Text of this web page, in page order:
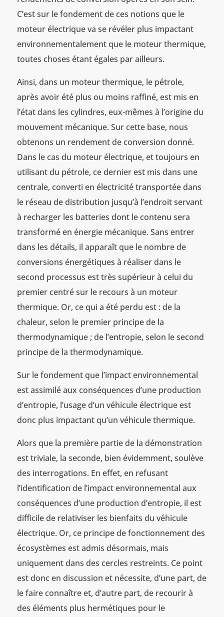
C’est sur le fondement de ces notions que le
moteur électrique va se révéler plus impactant
environnementalement que le moteur thermique,
toutes choses étant égales par ailleurs.
Ainsi, dans un moteur thermique, le pétrole,
après avoir été plus ou moins raffiné, est mis en
l’état dans les cylindres, eux-mêmes à l’origine du
mouvement mécanique. Sur cette base, nous
obtenons un rendement de conversion donné.
Dans le cas du moteur électrique, et toujours en
utilisant du pétrole, ce dernier est mis dans une
centrale, converti en électricité transportée dans
le réseau de distribution jusqu’à l’endroit servant
à recharger les batteries dont le contenu sera
transformé en énergie mécanique. Sans entrer
dans les détails, il apparaît que le nombre de
conversions énergétiques à réaliser dans le
second processus est très supérieur à celui du
premier centré sur le recours à un moteur
thermique. Or, ce qui a été perdu est : de la
chaleur, selon le premier principe de la
thermodynamique ; de l’entropie, selon le second
principe de la thermodynamique.
Sur le fondement que l’impact environnemental
est assimilé aux conséquences d’une production
d’entropie, l’usage d’un véhicule électrique est
donc plus impactant qu’un véhicule thermique.
Alors que la première partie de la démonstration
est triviale, la seconde, bien évidemment, soulève
des interrogations. En effet, en refusant
l’identification de l’impact environnemental aux
conséquences d’une production d’entropie, il est
difficile de relativiser les bienfaits du véhicule
électrique. Or, ce principe de fonctionnement des
écosystèmes est admis désormais, mais
uniquement dans des cercles restreints. Ce point
est donc en discussion et nécessite, d’une part, de
le faire connaître et, d’autre part, de recourir à
des éléments plus hermétiques pour le